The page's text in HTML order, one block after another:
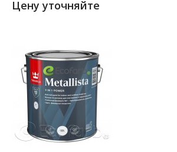
Цену уточняйте